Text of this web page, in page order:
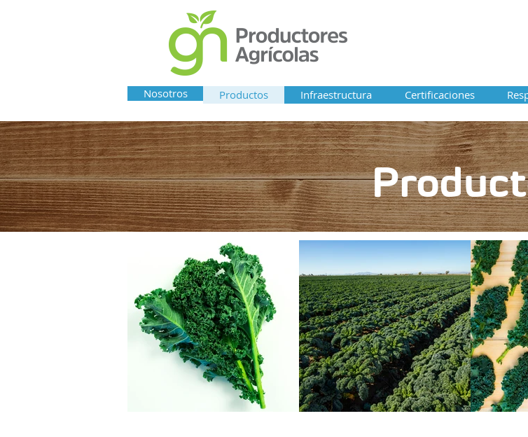
Nosotros Productos Infraestructura Certificaciones
About